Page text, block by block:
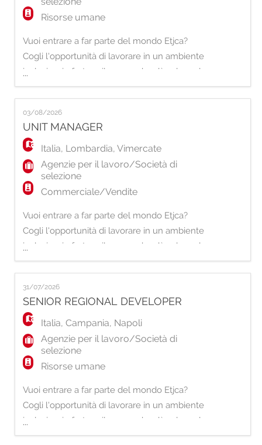
Risorse umane
Vuoi entrare a far parte del mondo Etjca?
Cogli l'opportunità di lavorare in un ambiente
inclusivo, in forte sviluppo e che dà valore al
proprio Capitale Umano. Per la nostra filiale
di Roma, stiamo selezionando una risorsa da
inserire nel ruolo di: Senior Sales And
Services. Principali responsabilità -
Gestione del processo di ricerca e
...
03/08/2026
UNIT MANAGER
Italia, Lombardia,Vimercate
Agenzie per il lavoro/Società di
selezione
Commerciale/Vendite
Vuoi entrare a far parte del mondo Etjca?
Cogli l'opportunità di lavorare in un ambiente
inclusivo, in forte sviluppo e che dà valore al
proprio Capitale Umano. Per la nostra filiale
di Vimercate siamo alla ricerca di
un/una Unit Manager. La risorsa sarà
responsabile della gestione, supervisione e
sviluppo della filiale, garantendo il raggiun
...
31/07/2026
SENIOR REGIONAL DEVELOPER
Italia,Campania, Napoli
Agenzie per il lavoro/Società di
selezione
Risorse umane
Vuoi entrare a far parte del mondo Etjca?
Cogli l'opportunità di lavorare in un ambiente
inclusivo, in forte sviluppo e che dà valore al
proprio Capitale Umano. Siamo alla ricerca
...